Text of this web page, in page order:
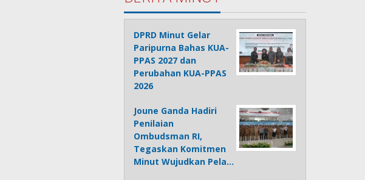
DPRD Minut Gelar
Paripurna Bahas KUA-
PPAS 2027 dan
Perubahan KUA-PPAS
2026
Joune Ganda Hadiri
Penilaian
Ombudsman RI,
Tegaskan Komitmen
Minut Wujudkan Pela…